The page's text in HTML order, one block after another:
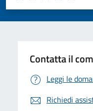
Valuta
Valuta 4
Valuta 3 stelle
Valuta 2 stelle su 5
Valuta 1 stelle su 5
Contatta il
Leggi le
Richiedi